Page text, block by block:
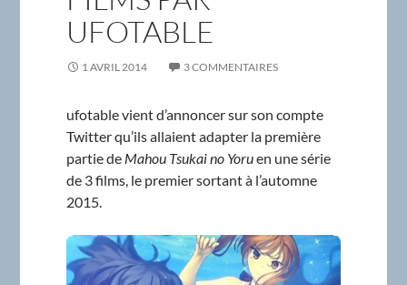
UFOTABLE
1 AVRIL 2014 3 COMMENTAIRES
ufotable vient d’annoncer sur son compte
Twitter qu’ils allaient adapter la première
partie de Mahou Tsukai no Yoruen une série
de 3 films, le premier sortant à l’automne
2015.